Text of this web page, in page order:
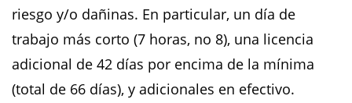
riesgo y/o dañinas. En particular, un día de
trabajo más corto (7 horas, no 8), una licencia
adicional de 42 días por encima de la mínima
(total de 66 días), y adicionales en efectivo.